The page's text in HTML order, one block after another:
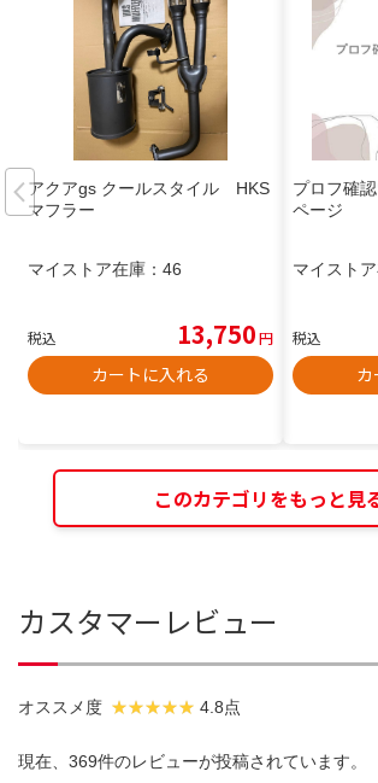
アクアgs クールスタイル HKS
マフラー
マイストア在庫： 46
税込 13,750円
カートに入れる
プロフ確
ページ
マイストア
税込
カ
このカテゴリをもっと見
カスタマーレビュー
オススメ度 4.8点
現在、369件のレビューが投稿されています。